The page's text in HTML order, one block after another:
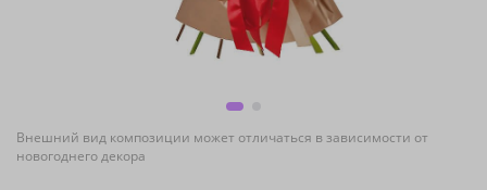
Внешний вид композиции может отличаться в зависимости от
новогоднего декора